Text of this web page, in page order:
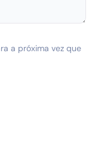
a próxima vez que